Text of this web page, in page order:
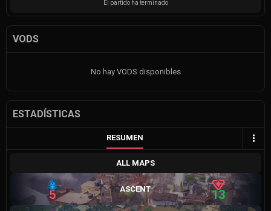
El partido ha terminado
VODS
No hay VODS disponibles
ESTADÍSTICAS
RESUMEN
ALL MAPS
5 ASCENT 13